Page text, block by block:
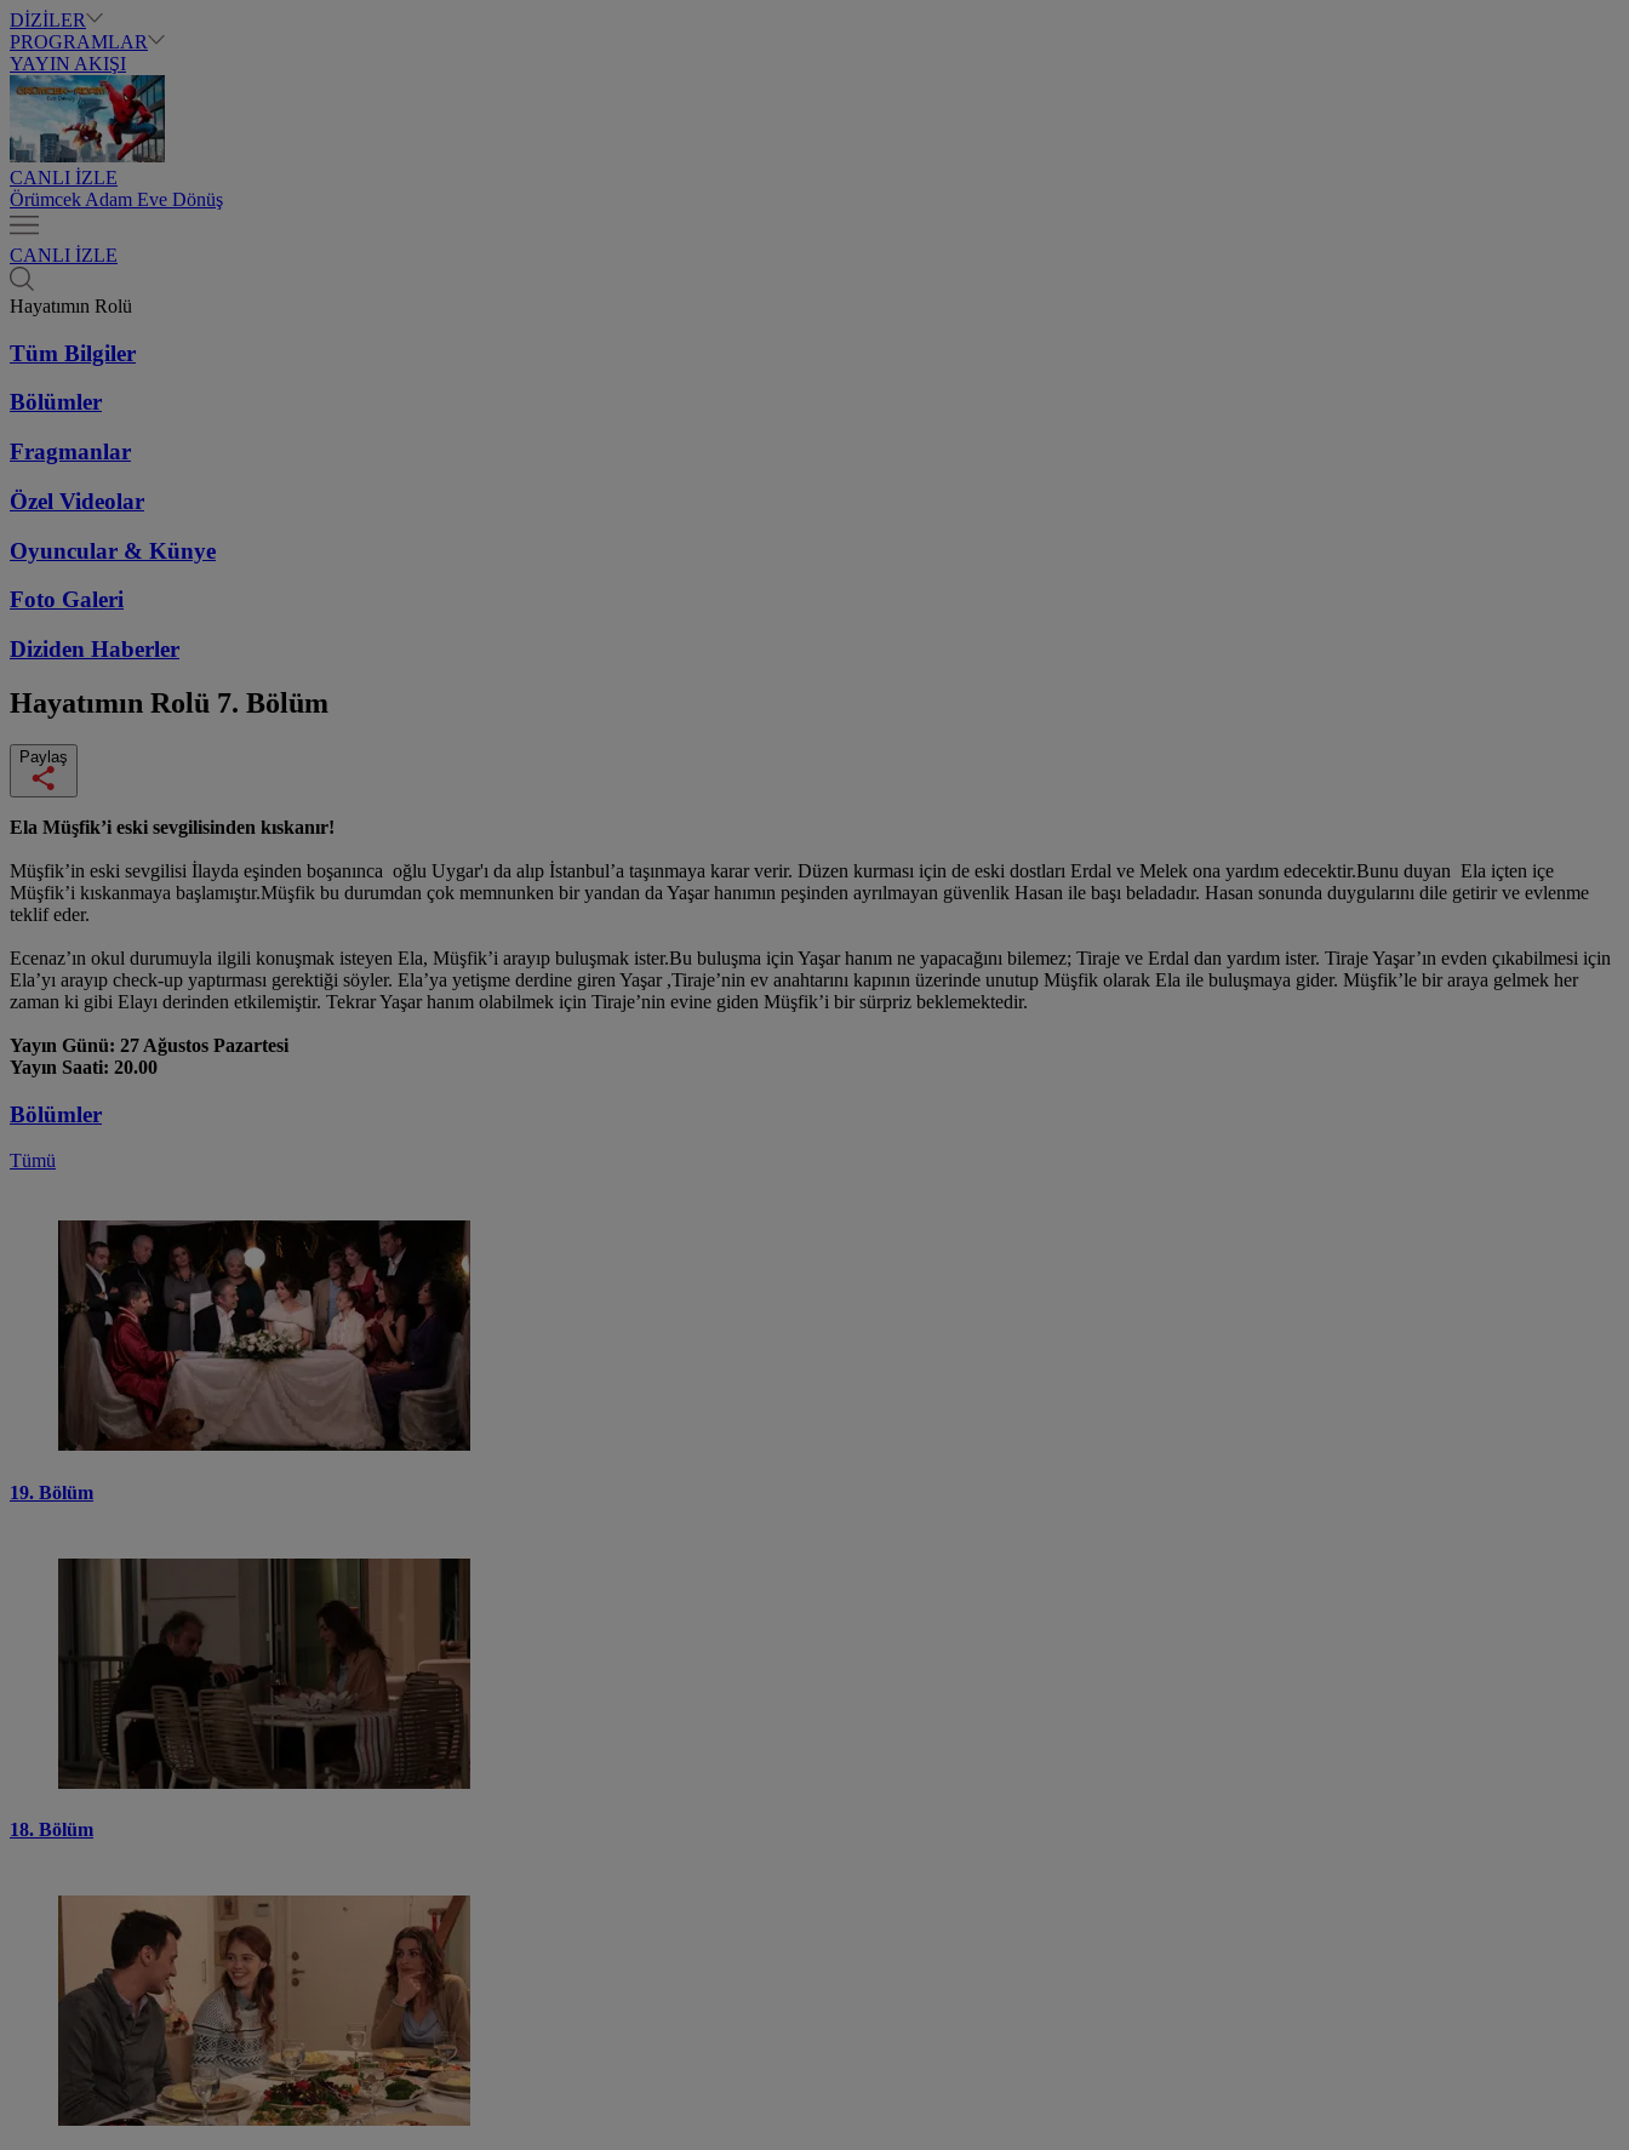
DİZİLER
PROGRAMLAR
YAYIN AKIŞI
CANLI İZLE
Örümcek Adam Eve Dönüş
CANLI İZLE
Hayatımın Rolü
Tüm Bilgiler
Bölümler
Fragmanlar
Özel Videolar
Oyuncular & Künye
Foto Galeri
Diziden Haberler
Hayatımın Rolü 7. Bölüm
Paylaş
Ela Müşfik’i eski sevgilisinden kıskanır!
Müşfik’in eski sevgilisi İlayda eşinden boşanınca oğlu Uygar'ı da alıp İstanbul’a taşınmaya karar verir. Düzen kurması için de eski dostları Erdal ve Melek ona yardım edecektir.Bunu duyan Ela içten içe
Müşfik’i kıskanmaya başlamıştır.Müşfik bu durumdan çok memnunken bir yandan da Yaşar hanımın peşinden ayrılmayan güvenlik Hasan ile başı beladadır. Hasan sonunda duygularını dile getirir ve evlenme
teklif eder.
Ecenaz’ın okul durumuyla ilgili konuşmak isteyen Ela, Müşfik’i arayıp buluşmak ister.Bu buluşma için Yaşar hanım ne yapacağını bilemez; Tiraje ve Erdal dan yardım ister. Tiraje Yaşar’ın evden çıkabilmesi için
Ela’yı arayıp check-up yaptırması gerektiği söyler. Ela’ya yetişme derdine giren Yaşar ,Tiraje’nin ev anahtarını kapının üzerinde unutup Müşfik olarak Ela ile buluşmaya gider. Müşfik’le bir araya gelmek her
zaman ki gibi Elayı derinden etkilemiştir. Tekrar Yaşar hanım olabilmek için Tiraje’nin evine giden Müşfik’i bir sürpriz beklemektedir.
Yayın Günü: 27 Ağustos Pazartesi
Yayın Saati: 20.00
Bölümler
Tümü
19. Bölüm
18. Bölüm